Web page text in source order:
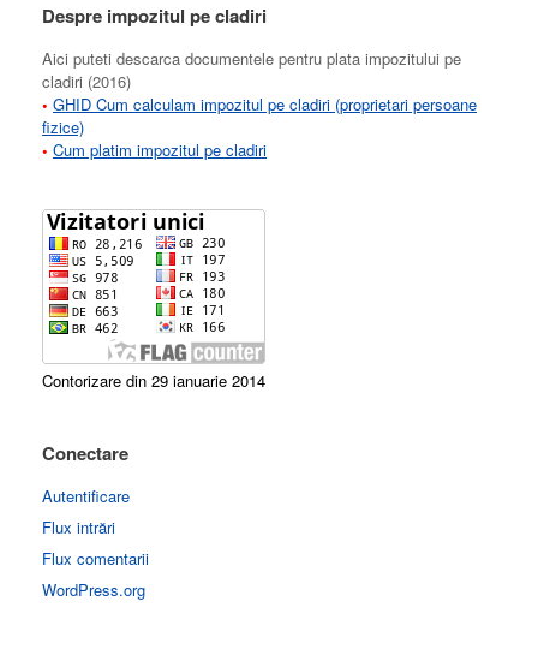
Despre impozitul pe cladiri
Aici puteti descarca documentele pentru plata impozitului pe
cladiri (2016)
• GHID Cum calculam impozitul pe cladiri (proprietari persoane
fizice)
• Cum platim impozitul pe cladiri
Contorizare din 29 ianuarie 2014
Conectare
Autentificare
Flux intrări
Flux comentarii
WordPress.org